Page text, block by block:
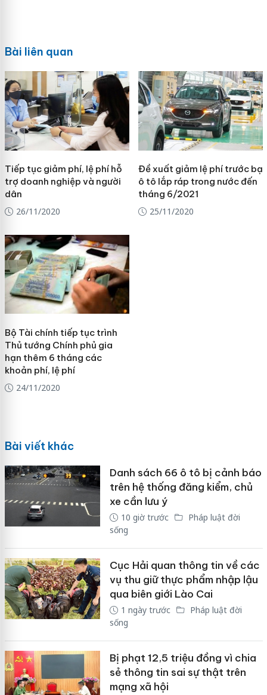
Bài liên quan
Tiếp tục giảm phí, lệ phí hỗ
trợ doanh nghiệp và người
dân
26/11/2020
Đề xuất giảm lệ phí trước bạ
ô tô lắp ráp trong nước đến
tháng 6/2021
25/11/2020
Bộ Tài chính tiếp tục trình
Thủ tướng Chính phủ gia
hạn thêm 6 tháng các
khoản phí, lệ phí
24/11/2020
Bài viết khác
Danh sách 66 ô tô bị cảnh báo
trên hệ thống đăng kiểm, chủ
xe cần lưu ý
10 giờ trước
Pháp luật đời
sống
Cục Hải quan thông tin về các
vụ thu giữ thực phẩm nhập lậu
qua biên giới Lào Cai
1 ngày trước
Pháp luật đời
sống
Bị phạt 12,5 triệu đồng vì chia
sẻ thông tin sai sự thật trên
mạng xã hội